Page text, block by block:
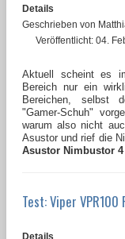
Details
Geschrieben von
Veröffentlicht: 04.
Aktuell scheint es
Bereich nur ein
Bereichen, selbst
"Gamer-Schuh"
warum also nicht
Asustor und rief die
Asustor Nimbustor 4
Test: Viper VPR100
Details